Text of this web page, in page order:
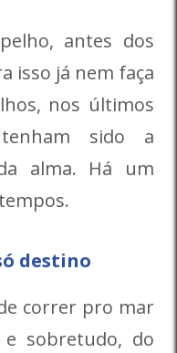
antes dos
isso já nem faça
nos úl­timos
sido a
alma. Há um
destino
correr pro mar
sobretudo, do